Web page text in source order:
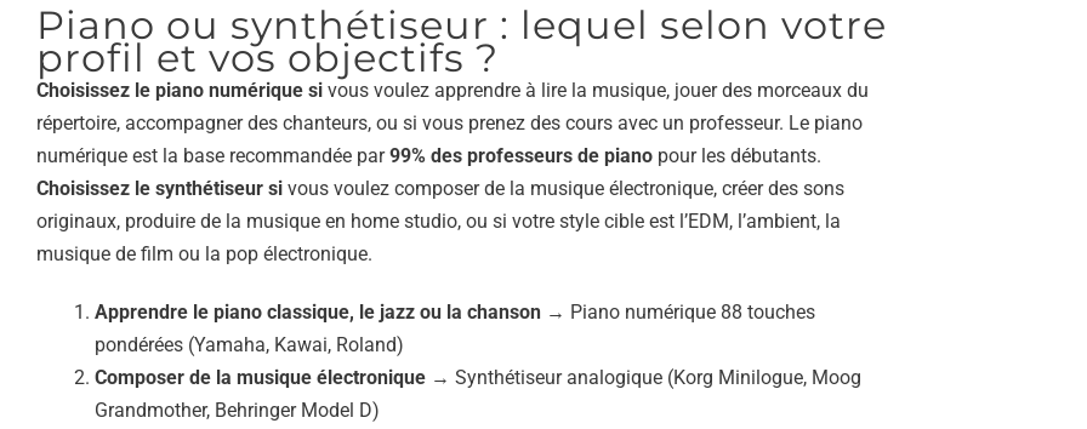
Piano ou synthétiseur : lequel selon votre
profil et vos objectifs ?
Choisissez le piano numérique si vous voulez apprendre à lire la musique, jouer des morceaux du
répertoire, accompagner des chanteurs, ou si vous prenez des cours avec un professeur. Le piano
numérique est la base recommandée par99% des professeurs de piano pour les débutants.
Choisissez le synthétiseur si vous voulez composer de la musique électronique, créer des sons
originaux, produire de la musique en home studio, ou si votre style cible est l’EDM, l’ambient, la
musique de film ou la pop électronique.
Apprendre le piano classique, le jazz ou la chanson → Piano numérique 88 touches
pondérées (Yamaha, Kawai, Roland)
Composer de la musique électronique → Synthétiseur analogique (Korg Minilogue, Moog
Grandmother, Behringer Model D)